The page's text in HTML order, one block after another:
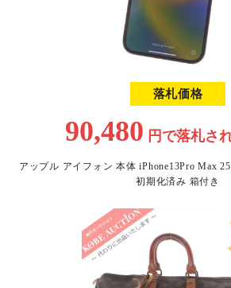
落札価格
90,480 円で落札さ
アップル アイフォン 本体 iPhone13Pro Max
初期化済み 箱付き